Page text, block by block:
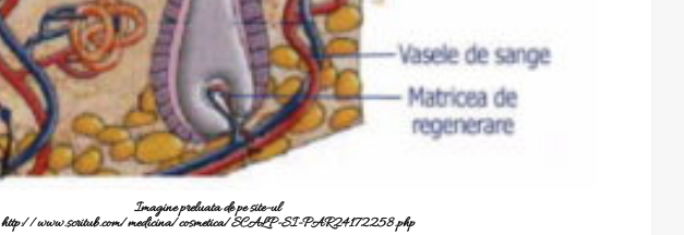
Imagine preluata de pe site-ul
http://www.scritub.com/medicina/cosmetica/SCALP-SI-PAR24172258.php